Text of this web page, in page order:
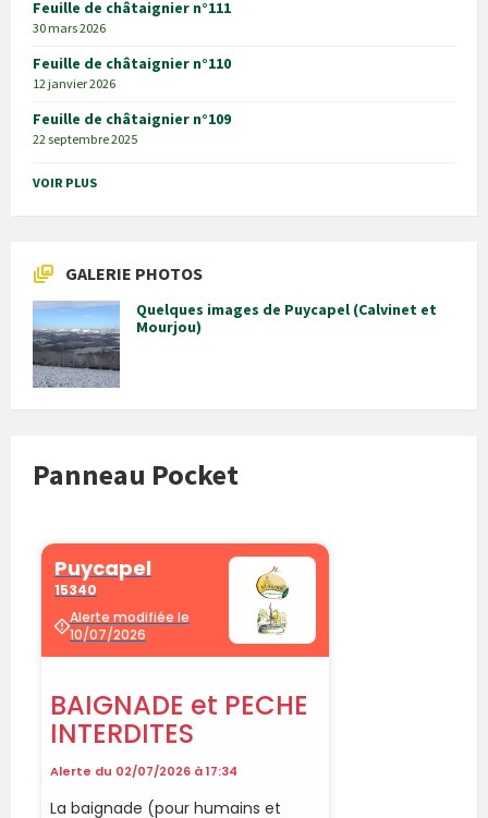
Feuille de châtaignier n°111
30 mars 2026
Feuille de châtaignier n°110
12 janvier 2026
Feuille de châtaignier n°109
22 septembre 2025
VOIR PLUS
GALERIE PHOTOS
Quelques images de Puycapel (Calvinet et
Mourjou)
Panneau Pocket